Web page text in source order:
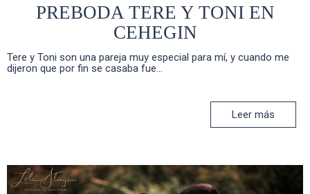
PREBODA TERE Y TONI EN
CEHEGIN
Tere y Toni son una pareja muy especial para mí, y cuando me
dijeron que por fin se casaba fue...
Leer más